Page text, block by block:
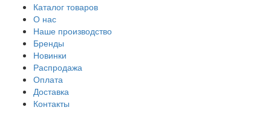
Каталог товаров
О нас
Наше производство
Бренды
Новинки
Распродажа
Оплата
Доставка
Контакты